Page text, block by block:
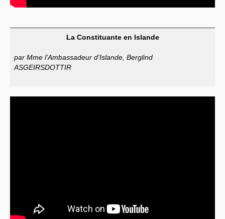
La Constituante en Islande
par Mme l’Ambassadeur d’Islande, Berglind
ASGEIRSDOTTIR